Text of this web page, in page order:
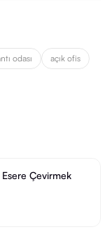
odası
açık ofis
Esere Çevirmek